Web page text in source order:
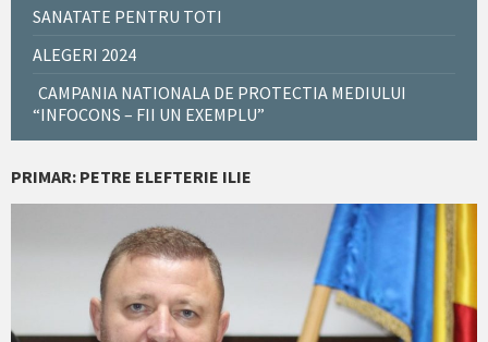
SANATATE PENTRU TOTI
ALEGERI 2024
CAMPANIA NATIONALA DE PROTECTIA MEDIULUI
“INFOCONS – FII UN EXEMPLU”
PRIMAR: PETRE ELEFTERIE ILIE